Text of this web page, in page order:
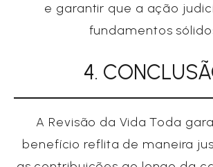
e garantir que a ação
fundamentos
4.
A Revisão da Vida Toda
benefício reflita de maneira